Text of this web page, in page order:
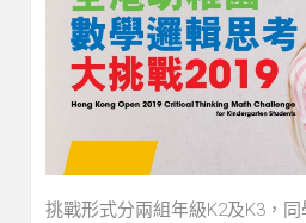
挑戰形式分兩組年級K2及K3，